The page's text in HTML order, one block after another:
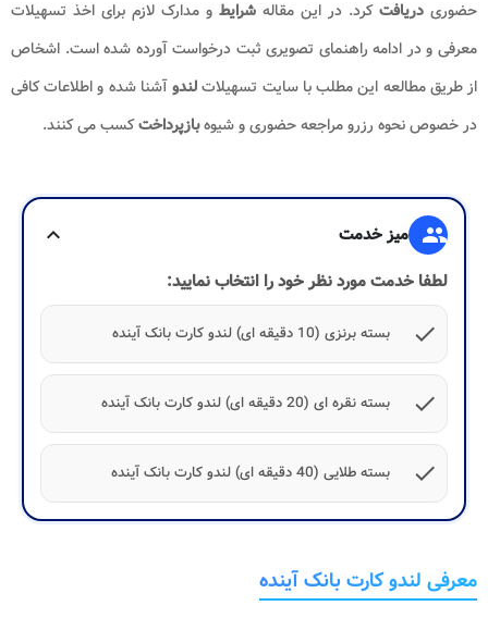
حضوری دریافتکرد. در این مقاله شرایط و مدارک لازم برای اخذ تسهیلات
معرفی و در ادامه راهنمای تصویری ثبت درخواست آورده شده است. اشخاص
از طریق مطالعه این مطلب با سایت تسهیلاتلندوآشنا شده و اطلاعات کافی
در خصوص نحوه رزرو مراجعه حضوری و شیوهبازپرداختکسب می کنند.
group میز خدمت
expand_more
لطفا خدمت مورد نظر خود را انتخاب نمایید:
check
بسته برنزی (10 دقیقه ای) لندو کارت بانک آینده
check بسته نقره ای (20 دقیقه ای) لندو کارت بانک آینده
check بسته طلایی (40 دقیقه ای) لندو کارت بانک آینده
معرفی لندو کارت بانک آینده